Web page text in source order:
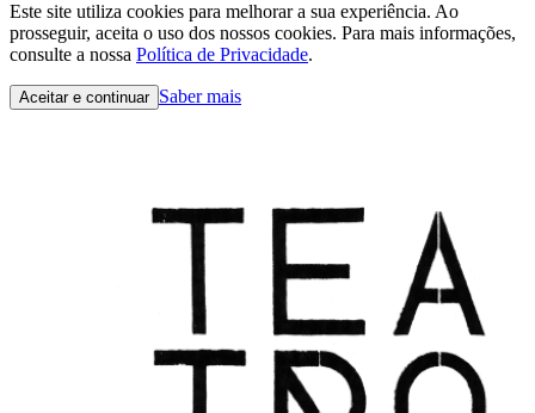
Este site utiliza cookies para melhorar a sua experiência. Ao
prosseguir, aceita o uso dos nossos cookies. Para mais informações,
consulte a nossa Política de Privacidade.
Aceitar e continuar Saber mais